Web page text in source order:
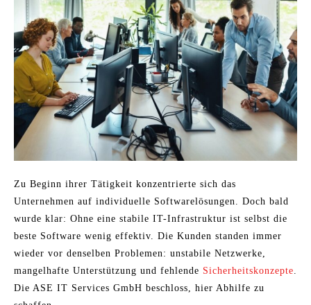
Zu Beginn ihrer Tätigkeit konzentrierte sich das
Unternehmen auf individuelle Softwarelösungen. Doch bald
wurde klar: Ohne eine stabile IT-Infrastruktur ist selbst die
beste Software wenig effektiv. Die Kunden standen immer
wieder vor denselben Problemen: unstabile Netzwerke,
mangelhafte Unterstützung und fehlende Sicherheitskonzepte.
Die ASE IT Services GmbH beschloss, hier Abhilfe zu